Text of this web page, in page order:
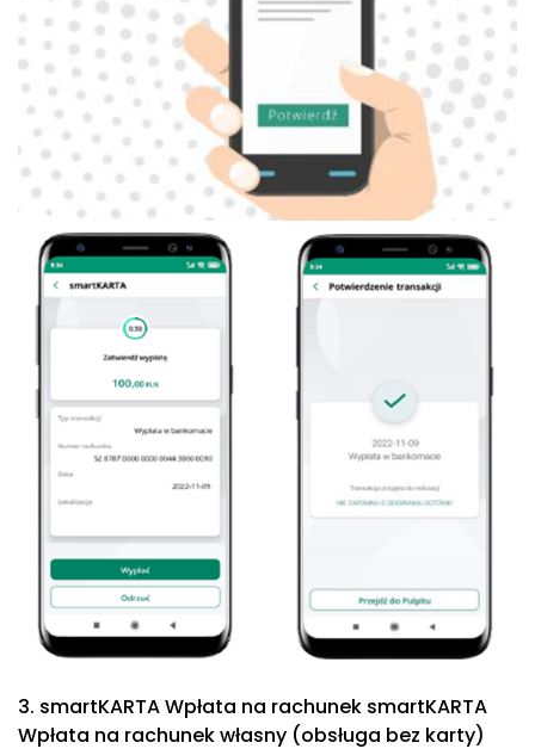
3. smartKARTA Wpłata na rachunek smartKARTA
Wpłata na rachunek własny (obsługa bez karty)